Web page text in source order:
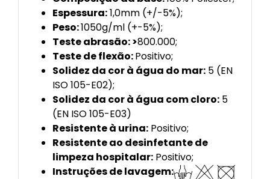
Espessura:1,0mm (+/-5%);
Peso:1050g/ml (+-5%);
Teste abrasão: >800.000;
Teste de flexão:Positivo;
Solidez da cor à água do mar:5 (EN
ISO 105-E02);
Solidez da cor à água com cloro:5
(EN ISO 105-E03)
Resistente à urina:Positivo;
Resistente ao desinfetante de
limpeza hospitalar:Positivo;
Instruções de lavagem: